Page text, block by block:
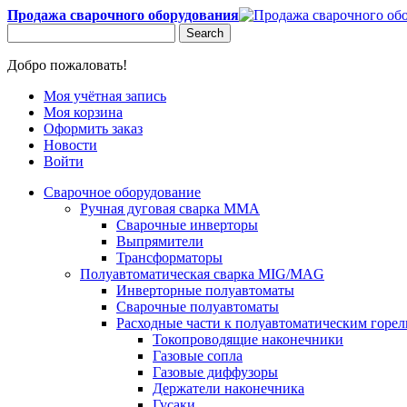
Продажа сварочного оборудования
Search
Добро пожаловать!
Моя учётная запись
Моя корзина
Оформить заказ
Новости
Войти
Сварочное оборудование
Ручная дуговая сварка MMA
Сварочные инверторы
Выпрямители
Трансформаторы
Полуавтоматическая сварка MIG/MAG
Инверторные полуавтоматы
Сварочные полуавтоматы
Расходные части к полуавтоматическим
Токопроводящие наконечники
Газовые сопла
Газовые диффузоры
Держатели наконечника